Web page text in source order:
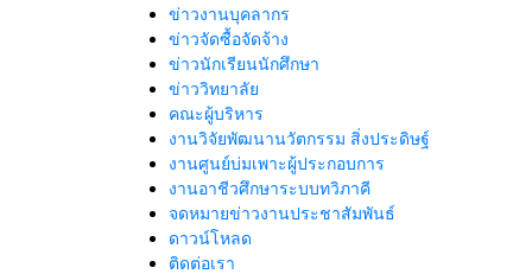
ข่าวงานบุคลากร
ข่าวจัดซื้อจัดจ้าง
ข่าวนักเรียนนักศึกษา
ข่าววิทยาลัย
คณะผู้บริหาร
งานวิจัยพัฒนานวัตกรรม สิ่งประดิษฐ์
งานศูนย์บ่มเพาะผู้ประกอบการ
งานอาชีวศึกษาระบบทวิภาคี
จดหมายข่าวงานประชาสัมพันธ์
ดาวน์โหลด
ติดต่อเรา